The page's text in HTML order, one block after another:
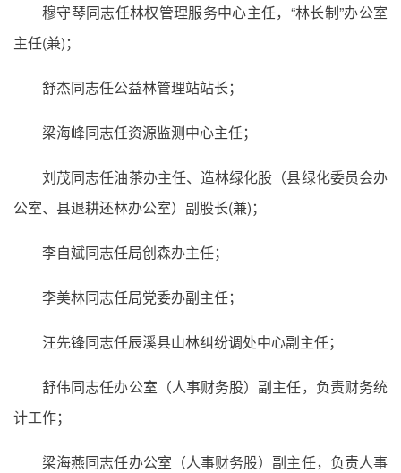
穆守琴同志任林权管理服务中心主任，“林长制”办公室
主任(兼)；
舒杰同志任公益林管理站站长；
梁海峰同志任资源监测中心主任；
刘茂同志任油茶办主任、造林绿化股（县绿化委员会办
公室、县退耕还林办公室）副股长(兼)；
李自斌同志任局创森办主任；
李美林同志任局党委办副主任；
汪先锋同志任辰溪县山林纠纷调处中心副主任；
舒伟同志任办公室（人事财务股）副主任，负责财务统
计工作；
梁海燕同志任办公室（人事财务股）副主任，负责人事